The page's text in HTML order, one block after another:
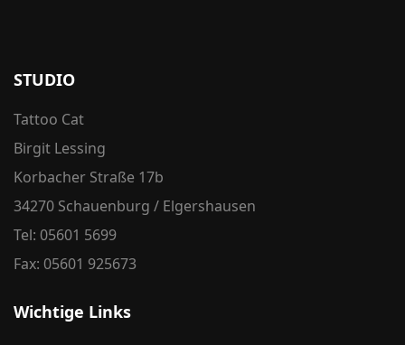
STUDIO
Tattoo Cat
Birgit Lessing
Korbacher Straße 17b
34270 Schauenburg / Elgershausen
Tel: 05601 5699
Fax: 05601 925673
Wichtige Links